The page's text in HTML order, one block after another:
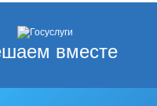
вместе